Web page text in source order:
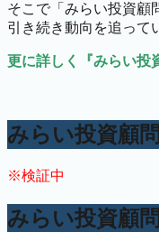
そこで「みらい投資顧
引き続き動向を追って
更に詳しく『みらい投
みらい投資顧
※検証中
みらい投資顧